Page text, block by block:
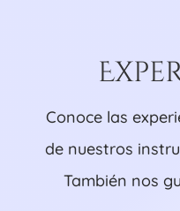
Conoce las
de nuestros
También nos